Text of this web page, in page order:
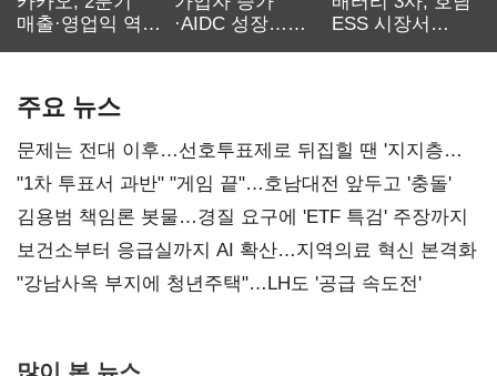
매출·영업익 역대
·AIDC 성장…
ESS 시장서
주요 뉴스
문제는 전대 이후…선호투표제로 뒤집힐 땐 '지지층
불복'
"1차 투표서 과반" "게임 끝"…호남대전 앞두고 '충돌'
김용범 책임론 봇물…경질 요구에 'ETF 특검' 주장까지
보건소부터 응급실까지 AI 확산…지역의료 혁신 본격화
"강남사옥 부지에 청년주택"…LH도 '공급 속도전'
많이 본 뉴스